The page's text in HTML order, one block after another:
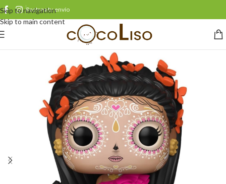
Skip to navigation
Skip to main content
Rastrea tu envío